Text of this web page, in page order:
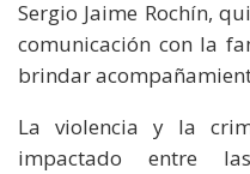
Sergio Jaime Rochín,
comunicación con la
brindar
La violencia y la
impactado entre